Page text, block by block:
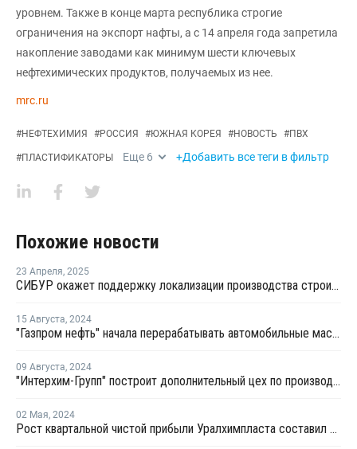
уровнем. Также в конце марта республика строгие
ограничения на экспорт нафты, а с 14 апреля года запретила
накопление заводами как минимум шести ключевых
нефтехимических продуктов, получаемых из нее.
mrc.ru
#НЕФТЕХИМИЯ #РОССИЯ #ЮЖНАЯ КОРЕЯ #НОВОСТЬ #ПВХ
#ПЛАСТИФИКАТОРЫ Еще 6 +Добавить все теги в фильтр
Похожие новости
23 Апреля, 2025
СИБУР окажет поддержку локализации производства строительных материалов
15 Августа, 2024
"Газпром нефть" начала перерабатывать автомобильные масла в компонент для возведения дорог
09 Августа, 2024
"Интерхим-Групп" построит дополнительный цех по производству пластификаторов
02 Мая, 2024
Рост квартальной чистой прибыли Уралхимпласта составил 21%